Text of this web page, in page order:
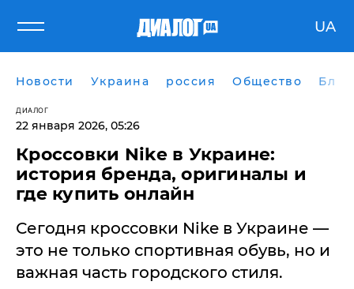
UA
Новости Украина россия Общество
ДИАЛОГ
22 января 2026, 05:26
Кроссовки Nike в Украине:
история бренда, оригиналы и
где купить онлайн
Сегодня кроссовки Nike в Украине —
это не только спортивная обувь, но и
важная часть городского стиля.